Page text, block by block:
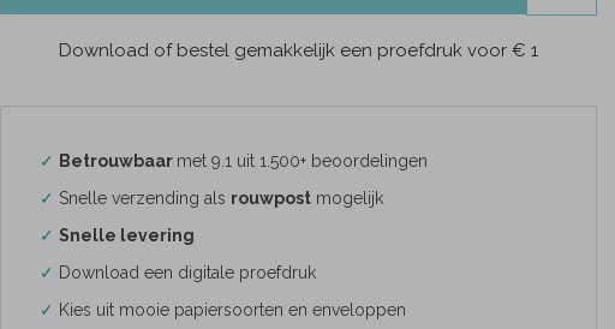
Download of bestel gemakkelijk een proefdruk voor € 1
✓ Betrouwbaar met 9.1 uit 1.500+ beoordelingen
✓ Snelle verzending als rouwpostmogelijk
✓ Snelle levering
✓ Download een digitale proefdruk
✓ Kies uit mooie papiersoorten en enveloppen